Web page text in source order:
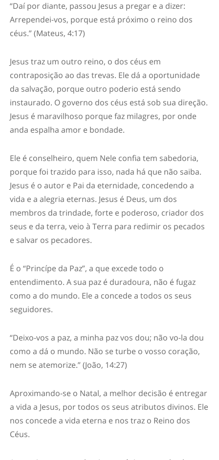
“Daí por diante, passou Jesus a pregar e a dizer:
Arrependei-vos, porque está próximo o reino dos
céus.” (Mateus, 4:17)
Jesus traz um outro reino, o dos céus em
contraposição ao das trevas. Ele dá a oportunidade
da salvação, porque outro poderio está sendo
instaurado. O governo dos céus está sob sua direção.
Jesus é maravilhoso porque faz milagres, por onde
anda espalha amor e bondade.
Ele é conselheiro, quem Nele confia tem sabedoria,
porque foi trazido para isso, nada há que não saiba.
Jesus é o autor e Pai da eternidade, concedendo a
vida e a alegria eternas. Jesus é Deus, um dos
membros da trindade, forte e poderoso, criador dos
seus e da terra, veio à Terra para redimir os pecados
e salvar os pecadores.
É o “Princípe da Paz”, a que excede todo o
entendimento. A sua paz é duradoura, não é fugaz
como a do mundo. Ele a concede a todos os seus
seguidores.
“Deixo-vos a paz, a minha paz vos dou; não vo-la dou
como a dá o mundo. Não se turbe o vosso coração,
nem se atemorize.” (João, 14:27)
Aproximando-se o Natal, a melhor decisão é entregar
a vida a Jesus, por todos os seus atributos divinos. Ele
nos concede a vida eterna e nos traz o Reino dos
Céus.